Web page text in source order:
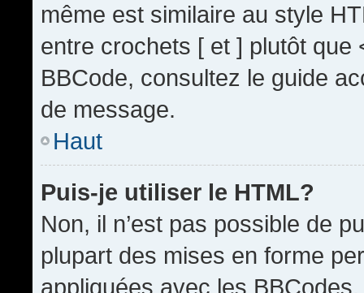
même est similaire au style
entre crochets [ et ] plutôt que
BBCode, consultez le guide
de message.
Haut
Puis-je utiliser le HTML?
Non, il n’est pas possible de
plupart des mises en forme
appliquées avec les BBCodes.